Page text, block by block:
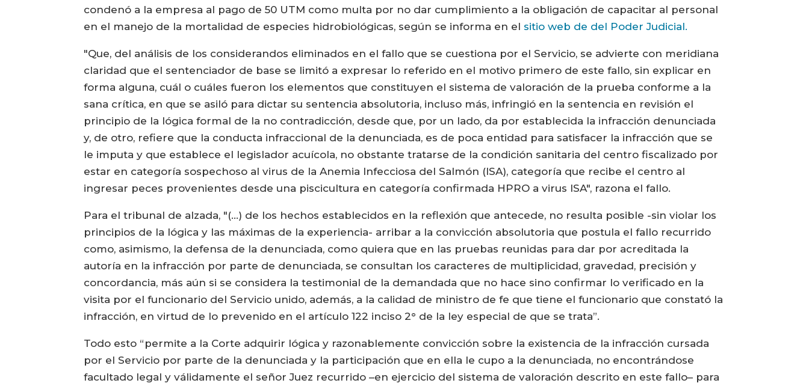
condenó a la empresa al pago de 50 UTM como multa por no dar cumplimiento a la obligación de capacitar al personal
en el manejo de la mortalidad de especies hidrobiológicas, según se informa en el sitio web de del Poder Judicial.
"Que, del análisis de los considerandos eliminados en el fallo que se cuestiona por el Servicio, se advierte con meridiana
claridad que el sentenciador de base se limitó a expresar lo referido en el motivo primero de este fallo, sin explicar en
forma alguna, cuál o cuáles fueron los elementos que constituyen el sistema de valoración de la prueba conforme a la
sana crítica, en que se asiló para dictar su sentencia absolutoria, incluso más, infringió en la sentencia en revisión el
principio de la lógica formal de la no contradicción, desde que, por un lado, da por establecida la infracción denunciada
y, de otro, refiere que la conducta infraccional de la denunciada, es de poca entidad para satisfacer la infracción que se
le imputa y que establece el legislador acuícola, no obstante tratarse de la condición sanitaria del centro fiscalizado por
estar en categoría sospechoso al virus de la Anemia Infecciosa del Salmón (ISA), categoría que recibe el centro al
ingresar peces provenientes desde una piscicultura en categoría confirmada HPRO a virus ISA", razona el fallo.
Para el tribunal de alzada, "(…) de los hechos establecidos en la reflexión que antecede, no resulta posible -sin violar los
principios de la lógica y las máximas de la experiencia- arribar a la convicción absolutoria que postula el fallo recurrido
como, asimismo, la defensa de la denunciada, como quiera que en las pruebas reunidas para dar por acreditada la
autoría en la infracción por parte de denunciada, se consultan los caracteres de multiplicidad, gravedad, precisión y
concordancia, más aún si se considera la testimonial de la demandada que no hace sino confirmar lo verificado en la
visita por el funcionario del Servicio unido, además, a la calidad de ministro de fe que tiene el funcionario que constató la
infracción, en virtud de lo prevenido en el artículo 122 inciso 2° de la ley especial de que se trata”.
Todo esto “permite a la Corte adquirir lógica y razonablemente convicción sobre la existencia de la infracción cursada
por el Servicio por parte de la denunciada y la participación que en ella le cupo a la denunciada, no encontrándose
facultado legal y válidamente el señor Juez recurrido –en ejercicio del sistema de valoración descrito en este fallo– para